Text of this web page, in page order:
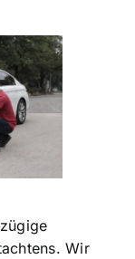
Wir